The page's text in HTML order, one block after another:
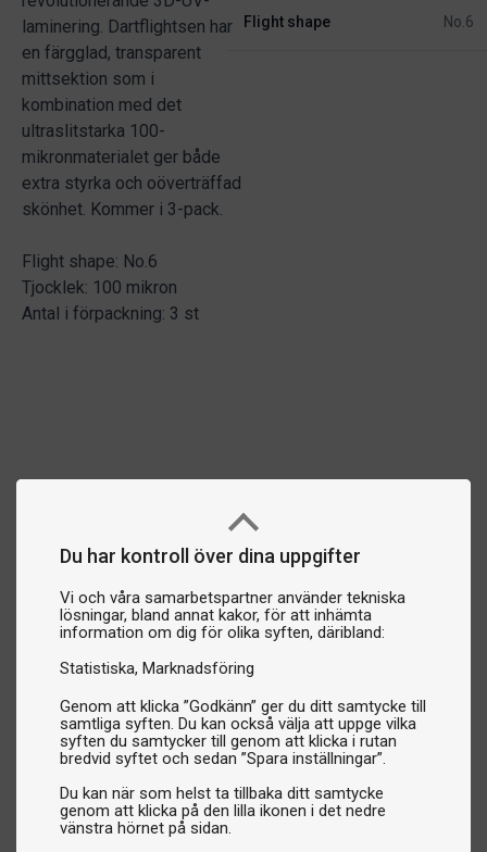
Du har kontroll över dina uppgifter
Vi och våra samarbetspartner använder tekniska
lösningar, bland annat kakor, för att inhämta
information om dig för olika syften, däribland:
Statistiska Marknadsföring
Genom att klicka ”Godkänn” ger du ditt samtycke till
samtliga syften. Du kan också välja att uppge vilka
syften du samtycker till genom att klicka i rutan
bredvid syftet och sedan ”Spara inställningar”.
Du kan när som helst ta tillbaka ditt samtycke
genom att klicka på den lilla ikonen i det nedre
vänstra hörnet på sidan.
laminering. Dartflightsen har
en färgglad, transparent
mittsektion som i
kombination med det
ultraslitstarka 100-
mikronmaterialet ger både
extra styrka och oöverträffad
skönhet. Kommer i 3-pack.
Flight shape: No.6
Tjocklek: 100 mikron
Antal i förpackning: 3 st
Flight shape No.6